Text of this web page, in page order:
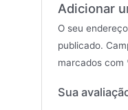
Adicionar
O seu
publicado.
marcados com
Sua